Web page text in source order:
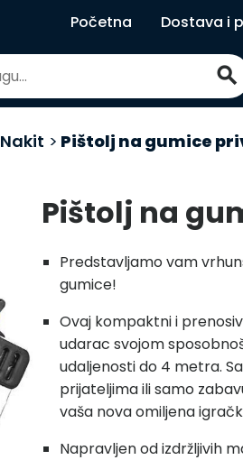
Početna Dostava i
search
Nakit > Pištolj na gumice
Pištolj na
Predstavljamo vam
gumice!
Ovaj kompaktni i
udarac svojom
udaljenosti do 4 metra.
prijateljima ili samo
vaša nova omiljena
Napravljen od izdržljivih